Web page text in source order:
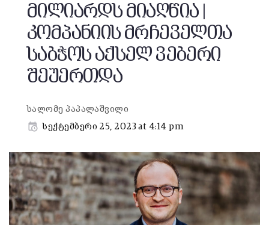
მილიარდს მიაღწია |
კომპანიის მრჩეველთა
საბჭოს აქსელ ვებერი
შეუერთდა
სალომე პაპალაშვილი
სექტემბერი 25, 2023 at 4:14 pm